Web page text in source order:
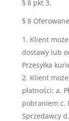
§ 8 pkt 3.
§ 8
Klient
dostawy lub
Przesyłka
Klient
płatności: a.
pobraniem c.
Sprzedawcy